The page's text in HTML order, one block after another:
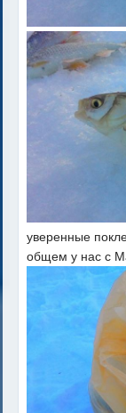
уверенные
общем у нас с